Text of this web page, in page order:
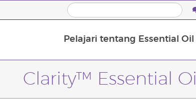
Pelajari tentang Essential Oil
Clarity™ Essential Oil